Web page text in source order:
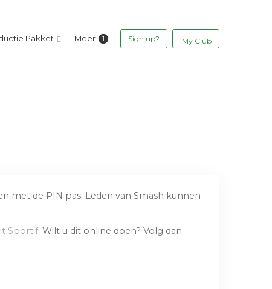
Pakket Meer Sign up? My Club
met de PIN pas. Leden van Smash kunnen
Sportif. Wilt u dit online doen? Volg dan